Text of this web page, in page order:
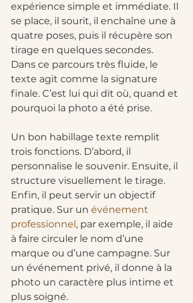
expérience simple et immédiate. Il
se place, il sourit, il enchaîne une à
quatre poses, puis il récupère son
tirage en quelques secondes.
Dans ce parcours très fluide, le
texte agit comme la signature
finale. C’est lui qui dit où, quand et
pourquoi la photo a été prise.
Un bon habillage texte remplit
trois fonctions. D’abord, il
personnalise le souvenir. Ensuite, il
structure visuellement le tirage.
Enfin, il peut servir un objectif
pratique. Sur un événement
professionnel, par exemple, il aide
à faire circuler le nom d’une
marque ou d’une campagne. Sur
un événement privé, il donne à la
photo un caractère plus intime et
plus soigné.